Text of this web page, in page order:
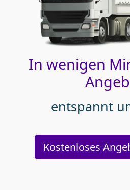
In wenigen
entspannt
Kostenloses